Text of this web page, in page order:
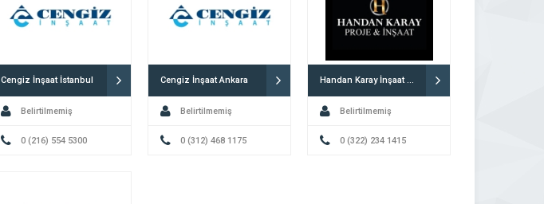
Cengiz İnşaat İstanbul
Belirtilmemiş
0 (216) 554 5300
Cengiz İnşaat Ankara
Belirtilmemiş
0 (312) 468 1175
Handan Karay İnşaat Adana
Belirtilmemiş
0 (322) 234 1415